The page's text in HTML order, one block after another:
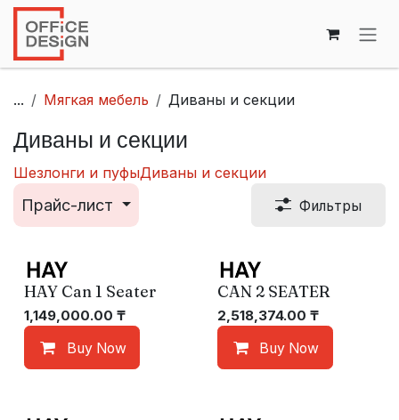
Перейти к содержимому
... Мягкая мебель Диваны и секции
Диваны и секции
Шезлонги и пуфыДиваны и секции
Прайс-лист Фильтры
HAY Can 1 Seater
1,149,000.00 ₸
Buy Now
CAN 2 SEATER
2,518,374.00 ₸
Buy Now